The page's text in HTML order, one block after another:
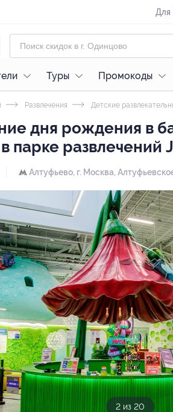
Для
Туры Промокоды
Развлечения Детские
дня рождения в
парке развлечений
Алтуфьево, г. Москва,
3 из 20